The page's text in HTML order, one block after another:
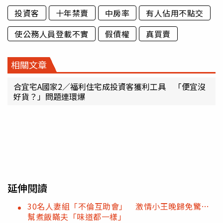
投資客 十年禁賣 中房率
有人佔用不點交
使公務人員登載不實
假債權 真買賣
相關文章
合宜宅A國家2／福利住宅成投資客獲利工具 「便宜沒
好貨？」問題連環爆
延伸閱讀
30名人妻組「不倫互助會」 激情小王晚歸免驚…
幫煮飯瞞夫「味道都一樣」